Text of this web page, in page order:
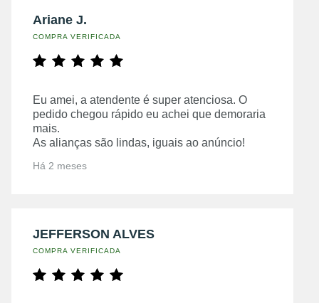
Ariane J.
COMPRA VERIFICADA
Eu amei, a atendente é super atenciosa. O
pedido chegou rápido eu achei que demoraria
mais.
As alianças são lindas, iguais ao anúncio!
Há 2 meses
JEFFERSON ALVES
COMPRA VERIFICADA